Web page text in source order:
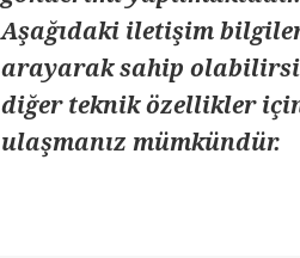
Aşağıdaki iletişim
arayarak sahip
diğer teknik özellikler
ulaşmanız mümkündür.